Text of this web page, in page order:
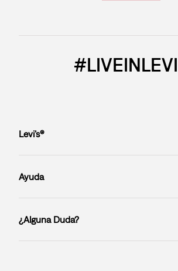
Levi’s®
Ayuda
¿Alguna Duda?